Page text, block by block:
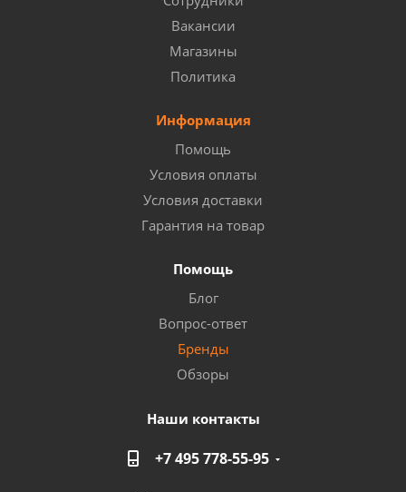
Вакансии
Магазины
Политика
Информация
Помощь
Условия оплаты
Условия доставки
Гарантия на товар
Помощь
Блог
Вопрос-ответ
Бренды
Обзоры
Наши контакты
+7 495 778-55-95